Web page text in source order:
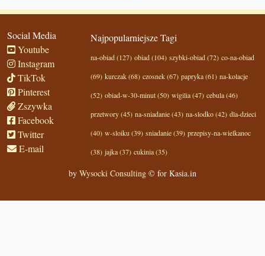
Social Media
Youtube
Instagram
TikTok
Pinterest
Zszywka
Facebook
Twitter
E-mail
Najpopularniejsze Tagi
na-obiad (127) obiad (104) szybki-obiad (72) co-na-obiad
(69) kurczak (68) czosnek (67) papryka (61) na-kolacje
(52) obiad-w-30-minut (50) wigilia (47) cebula (46)
przetwory (45) na-sniadanie (43) na-slodko (42) dla-dzieci
(40) w-sloiku (39) sniadanie (39) przepisy-na-wielkanoc
(38) jajka (37) cukinia (35)
by Wysocki Consulting© for Kasia.in